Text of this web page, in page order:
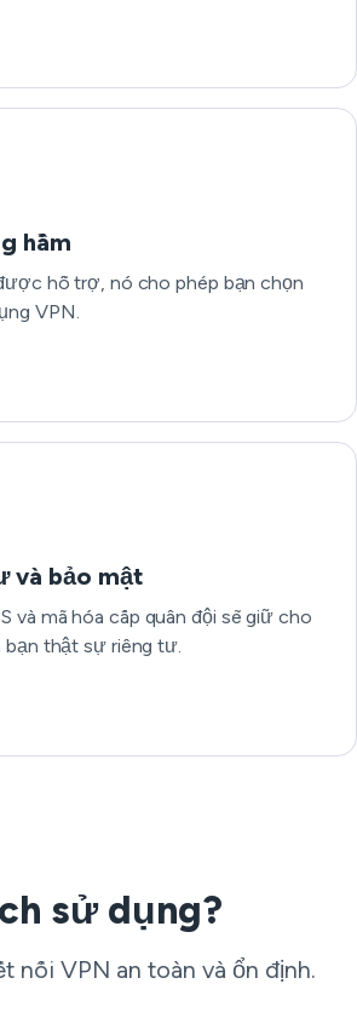
hầm
hỗ trợ, nó cho phép bạn chọn
VPN.
và bảo mật
và mã hóa cấp quân đội sẽ giữ cho
thật sự riêng tư.
sử dụng?
nối VPN an toàn và ổn định.